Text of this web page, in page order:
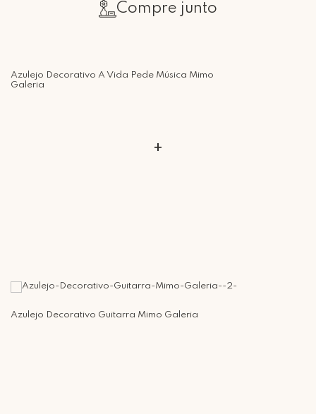
Que tal agendar um horário?
Rua Regente Feijó, 1048 - Piracicaba Atendimento: Segunda a Sexta-
Compre junto
Azulejo Decorativo A Vida Pede Música Mimo
Galeria
+
Azulejo Decorativo Guitarra Mimo Galeria